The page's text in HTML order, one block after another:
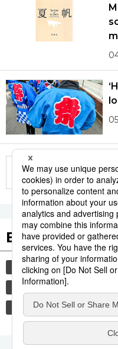
More
Etiquetas
cultura sociedad
comida
economía
política